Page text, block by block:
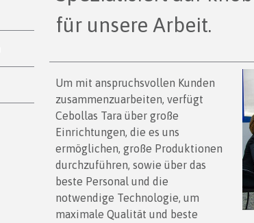
für unsere Arbeit.
Um mit anspruchsvollen Kunden
zusammenzuarbeiten, verfügt
Cebollas Tara über große
Einrichtungen, die es uns
ermöglichen, große Produktionen
durchzuführen, sowie über das
beste Personal und die
notwendige Technologie, um
maximale Qualität und beste